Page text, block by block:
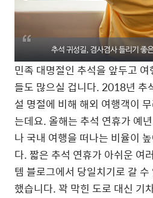
민족 대명절인 추석을 앞두고
들도 많으실 겁니다. 2018년 추
설 명절에 비해 해외 여행객이
는데요. 올해는 추석 연휴가 예
나 국내 여행을 떠나는 비율이
다. 짧은 추석 연휴가 아쉬운 여
템 블로그에서 당일치기로 갈
했습니다. 꽉 막힌 도로 대신 기